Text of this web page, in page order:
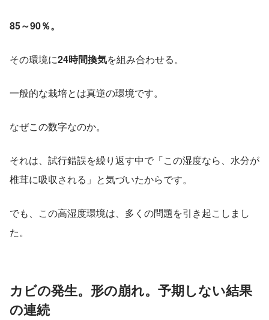
85～90％。
その環境に24時間換気を組み合わせる。
一般的な栽培とは真逆の環境です。
なぜこの数字なのか。
それは、試行錯誤を繰り返す中で「この湿度なら、水分が
椎茸に吸収される」と気づいたからです。
でも、この高湿度環境は、多くの問題を引き起こしまし
た。
カビの発生。形の崩れ。予期しない結果
の連続